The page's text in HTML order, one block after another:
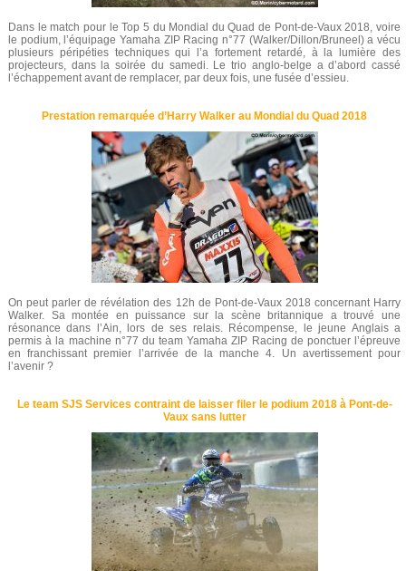
Dans le match pour le Top 5 du Mondial du Quad de Pont-de-Vaux 2018, voire
le podium, l’équipage Yamaha ZIP Racing n°77 (Walker/Dillon/Bruneel) a vécu
plusieurs péripéties techniques qui l’a fortement retardé, à la lumière des
projecteurs, dans la soirée du samedi. Le trio anglo-belge a d’abord cassé
l’échappement avant de remplacer, par deux fois, une fusée d’essieu.
Prestation remarquée d’Harry Walker au Mondial du Quad 2018
On peut parler de révélation des 12h de Pont-de-Vaux 2018 concernant Harry
Walker. Sa montée en puissance sur la scène britannique a trouvé une
résonance dans l’Ain, lors de ses relais. Récompense, le jeune Anglais a
permis à la machine n°77 du team Yamaha ZIP Racing de ponctuer l’épreuve
en franchissant premier l’arrivée de la manche 4. Un avertissement pour
l’avenir ?
Le team SJS Services contraint de laisser filer le podium 2018 à Pont-de-
Vaux sans lutter